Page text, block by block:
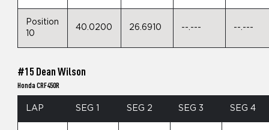
Position
10
40.0200 26.6910 --.--- --.---
#15 Dean Wilson
Honda CRF450R
LAP SEG 1 SEG 2 SEG 3 SEG 4